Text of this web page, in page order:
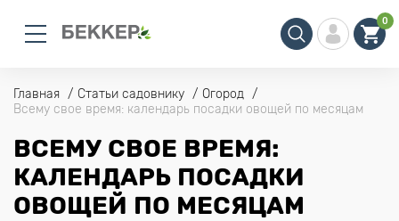
0
Главная Статьи садовнику
Огород
Всему свое время: календарь посадки овощей по месяцам
ВСЕМУ СВОЕ ВРЕМЯ:
КАЛЕНДАРЬ ПОСАДКИ
ОВОЩЕЙ ПО МЕСЯЦАМ